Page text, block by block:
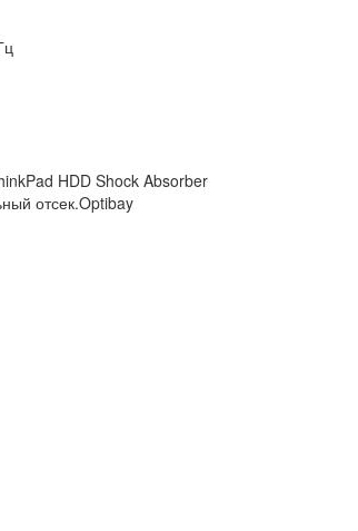
HDD Shock Absorber
отсек.Optibay